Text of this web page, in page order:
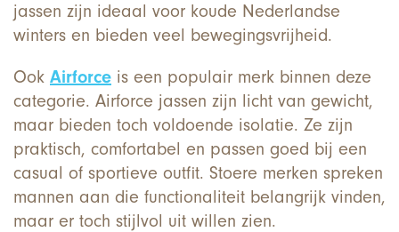
jassen zijn ideaal voor koude Nederlandse
winters en bieden veel bewegingsvrijheid.
Ook Airforce is een populair merk binnen deze
categorie. Airforce jassen zijn licht van gewicht,
maar bieden toch voldoende isolatie. Ze zijn
praktisch, comfortabel en passen goed bij een
casual of sportieve outfit. Stoere merken spreken
mannen aan die functionaliteit belangrijk vinden,
maar er toch stijlvol uit willen zien.